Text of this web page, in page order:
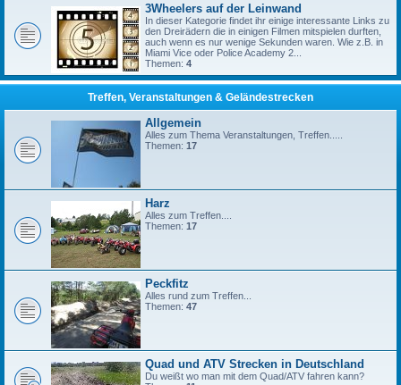
3Wheelers auf der Leinwand
In dieser Kategorie findet ihr einige interessante Links zu
den Dreirädern die in einigen Filmen mitspielen durften,
auch wenn es nur wenige Sekunden waren. Wie z.B. in
Miami Vice oder Police Academy 2...
Themen: 4
Treffen, Veranstaltungen & Geländestrecken
Allgemein
Alles zum Thema Veranstaltungen, Treffen.....
Themen: 17
Harz
Alles zum Treffen....
Themen: 17
Peckfitz
Alles rund zum Treffen...
Themen: 47
Quad und ATV Strecken in Deutschland
Du weißt wo man mit dem Quad/ATV fahren kann?